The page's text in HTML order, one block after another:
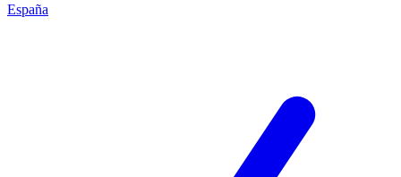
España